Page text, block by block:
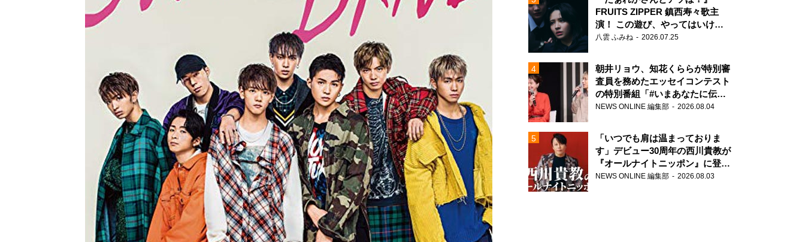
FRUITS ZIPPER 鎮西寿々歌主
演！ この遊び、やってはいけま
せん。
八雲 ふみね 2026.07.25
朝井リョウ、知花くららが特別審
査員を務めたエッセイコンテスト
の特別番組「#いまあなたに伝え
たいこと」
NEWS ONLINE 編集部 2026.08.04
「いつでも肩は温まっておりま
す」デビュー30周年の西川貴教が
『オールナイトニッポン』に登
場！
NEWS ONLINE 編集部 2026.08.03